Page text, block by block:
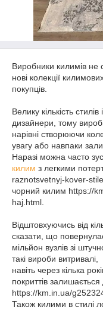
Виробники килимів не
нові колекції
покупців.
Велику кількість
дизайнери, тому
нарівні створюючи
увагу або навпаки
Наразі можна часто
килим з легкими
raznotsvetnyj-kover-
чорний килим https://
haj.html.
Відштовхуючись від
сказати, що
мільйон вузлів зі
такі вироби
навіть через кілька
покриттів
https://km.in.ua/
Також килими в стилі